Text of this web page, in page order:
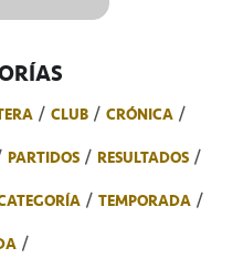
CLUB
CRÓNICA
PARTIDOS
RESULTADOS
TEMPORADA